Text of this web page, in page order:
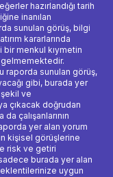
hazırlandığı tarih
inanılan
sunulan görüş, bilgi
kararlarında
bir menkul kıymetin
gelmemektedir.
raporda sunulan görüş,
gibi, burada yer
ve
çıkacak doğrudan
çalışanlarının
yer alan yorum
kişisel görüşlerine
risk ve getiri
burada yer alan
uygun